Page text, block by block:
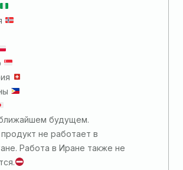
будущем.
не работает в
Работа в Иране также не